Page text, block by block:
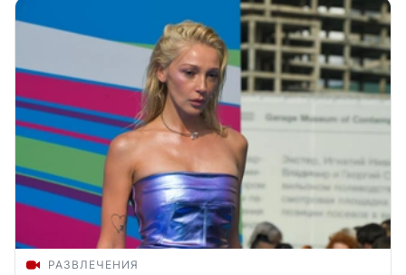
РАЗВЛЕЧЕНИЯ